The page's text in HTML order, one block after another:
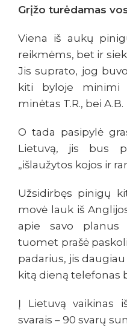
Grįžo turėdamas
Viena iš aukų
reikmėms, bet ir
Jis suprato, jog
kiti byloje minimi
minėtas T.R., bei A.B.
O tada pasipylė
Lietuvą, jis bus
„išlaužytos kojos ir
Užsidirbęs pinigų
movė lauk iš
apie savo planus
tuomet prašė
padarius, jis
kitą dieną telefonas
Į Lietuvą vaikinas
svarais – 90 svarų